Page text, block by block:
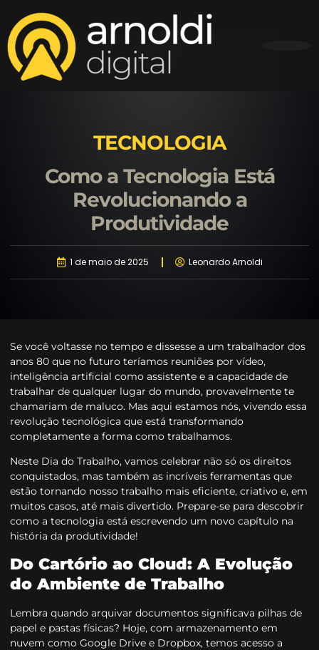
TECNOLOGIA
Como a Tecnologia Está
Revolucionando a
Produtividade
1 de maio de 2025 Leonardo Arnoldi
Se você voltasse no tempo e dissesse a um trabalhador dos
anos 80 que no futuro teríamos reuniões por vídeo,
inteligência artificial como assistente e a capacidade de
trabalhar de qualquer lugar do mundo, provavelmente te
chamariam de maluco. Mas aqui estamos nós, vivendo essa
revolução tecnológica que está transformando
completamente a forma como trabalhamos.
Neste Dia do Trabalho, vamos celebrar não só os direitos
conquistados, mas também as incríveis ferramentas que
estão tornando nosso trabalho mais eficiente, criativo e, em
muitos casos, até mais divertido. Prepare-se para descobrir
como a tecnologia está escrevendo um novo capítulo na
história da produtividade!
Do Cartório ao Cloud: A Evolução
do Ambiente de Trabalho
Lembra quando arquivar documentos significava pilhas de
papel e pastas físicas? Hoje, com armazenamento em
nuvem como Google Drive e Dropbox, temos acesso a